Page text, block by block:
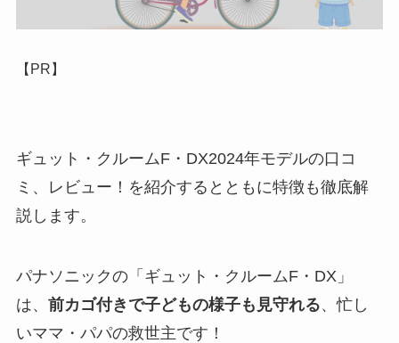
【PR】
ギュット・クルームF・DX2024年モデルの口コ
ミ、レビュー！を紹介するとともに特徴も徹底解
説します。
パナソニックの「ギュット・クルームF・DX」
は、 前カゴ付きで子どもの様子も見守れる、忙し
いママ・パパの救世主です！